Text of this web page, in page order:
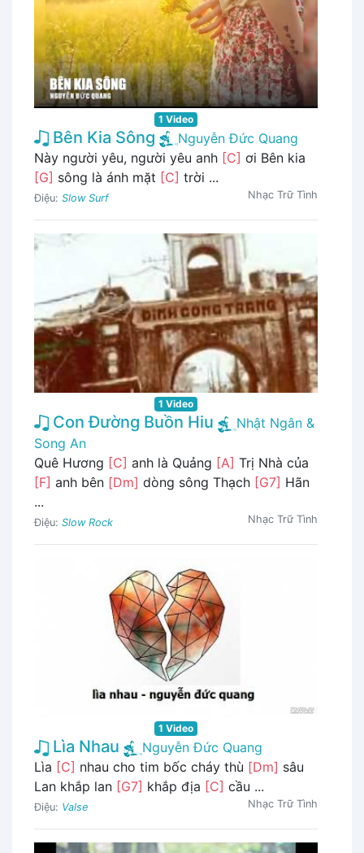
1 Video
Bên Kia Sông
Nguyễn Đức Quang
Này người yêu, người yêu anh [C] ơi Bên kia
[G] sông là ánh mặt [C] trời ...
Điệu: Slow Surf Nhạc Trữ Tình
1 Video
Con Đường Buồn Hiu
Nhật Ngân &
Song An
Quê Hương [C] anh là Quảng [A] Trị Nhà của
[F] anh bên [Dm] dòng sông Thạch [G7] Hãn
...
Điệu: Slow Rock Nhạc Trữ Tình
1 Video
Lìa Nhau
Nguyễn Đức Quang
Lìa [C] nhau cho tim bốc cháy thù [Dm] sâu
Lan khắp lan [G7] khắp địa [C] cầu ...
Điệu: Valse Nhạc Trữ Tình